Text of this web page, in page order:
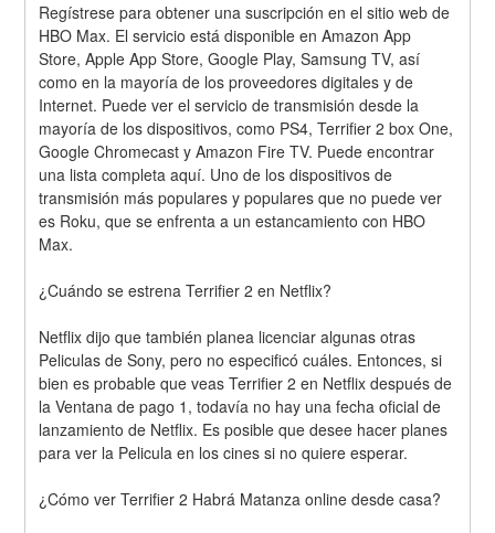
Regístrese para obtener una suscripción en el sitio web de
HBO Max. El servicio está disponible en Amazon App
Store, Apple App Store, Google Play, Samsung TV, así
como en la mayoría de los proveedores digitales y de
Internet. Puede ver el servicio de transmisión desde la
mayoría de los dispositivos, como PS4, Terrifier 2 box One,
Google Chromecast y Amazon Fire TV. Puede encontrar
una lista completa aquí. Uno de los dispositivos de
transmisión más populares y populares que no puede ver
es Roku, que se enfrenta a un estancamiento con HBO
Max.
¿Cuándo se estrena Terrifier 2 en Netflix?
Netflix dijo que también planea licenciar algunas otras
Peliculas de Sony, pero no especificó cuáles. Entonces, si
bien es probable que veas Terrifier 2 en Netflix después de
la Ventana de pago 1, todavía no hay una fecha oficial de
lanzamiento de Netflix. Es posible que desee hacer planes
para ver la Pelicula en los cines si no quiere esperar.
¿Cómo ver Terrifier 2 Habrá Matanza online desde casa?